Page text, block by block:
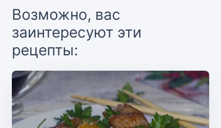
Возможно, вас
заинтересуют эти
рецепты: